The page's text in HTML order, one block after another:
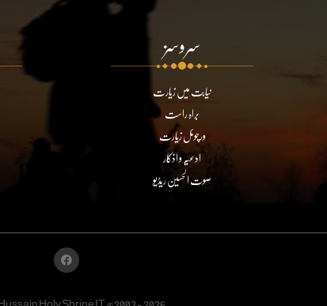
سروسز
نیابت میں زیارت
براہ راست
ورچوئل زیارت
ادعیہ و اذکار
صوت الحسین ریڈیو